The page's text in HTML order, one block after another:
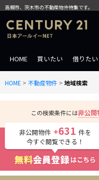
高槻市、茨木市の不動産物件特集です。
HOME 買いたい 借りたい
HOME > 不動産物件 > 地域検索
この検索条件には非公開
非公開物件 +631 件を
今すぐ閲覧できる！